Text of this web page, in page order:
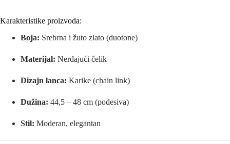
Karakteristike proizvoda:
Boja: Srebrna i žuto zlato (duotone)
Materijal: Nerđajući čelik
Dizajn lanca: Karike (chain link)
Dužina: 44,5 – 48 cm (podesiva)
Stil: Moderan, elegantan